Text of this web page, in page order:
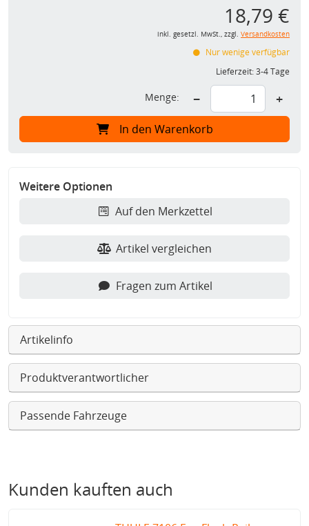
18,79 €
inkl. gesetzl. MwSt., zzgl. Versandkosten
Nur wenige verfügbar
Lieferzeit:3-4 Tage
Menge: − +
In den Warenkorb
Weitere Optionen
Auf den Merkzettel
Artikel vergleichen
Fragen zum Artikel
Artikelinfo
Produktverantwortlicher
Passende Fahrzeuge
Kunden kauften auch